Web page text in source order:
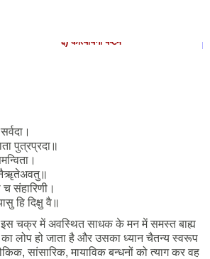
६) कात्यायनी षष्टम
पुत्रप्रदा॥
नैॠतेअवतु॥
च संहारिणी।
हि दिक्षु वै॥
इस चक्र में अवस्थित साधक के मन में समस्त बाह्य
का लोप हो जाता है और उसका ध्यान चैतन्य स्वरूप
सांसारिक, मायाविक बन्धनों को त्याग कर वह